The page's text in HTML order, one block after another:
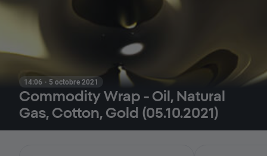
14:06 · 5 octobre 2021
Commodity Wrap - Oil, Natural
Gas, Cotton, Gold (05.10.2021)